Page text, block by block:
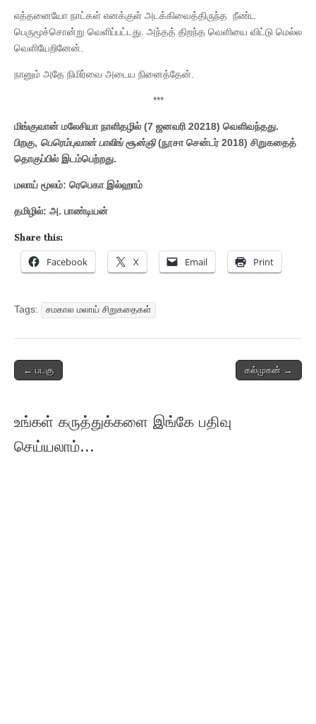
எத்தனையோ நாட்கள் எனக்குள் அடக்கிவைத்திருந்த நீண்ட
பெருமூச்சொன்று வெளிப்பட்டது. அந்தத் திறந்த வெளியை விட்டு மெல்ல
வெளியேறினேன்.
நானும் அதே நிமிர்வை அடைய நினைத்தேன்.
***
மிங்குவான் மலேசியா நாளிதழில் (7 ஜனவரி 20218) வெளிவந்தது.
பிறகு, பெரெம்புவான் பாலிங் சூன்ஞி(நூசா சென்டர் 2018) சிறுகதைத்
தொகுப்பில் இடம்பெற்றது.
மலாய் மூலம்: ரெபெகா இல்ஹாம்
தமிழில்: அ. பாண்டியன்
Share this:
Facebook X Email Print
Tags: சமகால மலாய் சிறுகதைகள்
Post
← படகு கல்முகன் →
உங்கள் கருத்துக்களை இங்கே பதிவு
செய்யலாம்...